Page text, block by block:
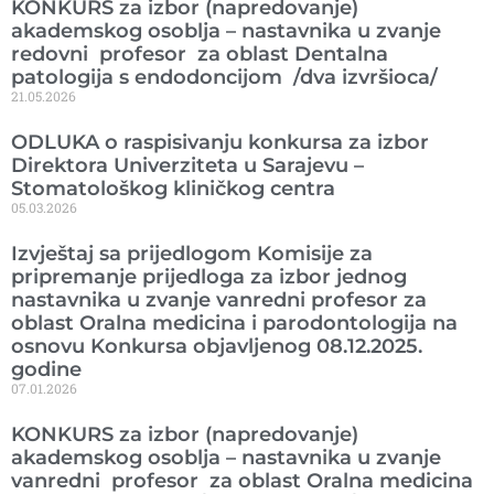
KONKURS za izbor (napredovanje)
akademskog osoblja – nastavnika u zvanje
redovni profesor za oblast Dentalna
patologija s endodoncijom /dva izvršioca/
21.05.2026
ODLUKA o raspisivanju konkursa za izbor
Direktora Univerziteta u Sarajevu –
Stomatološkog kliničkog centra
05.03.2026
Izvještaj sa prijedlogom Komisije za
pripremanje prijedloga za izbor jednog
nastavnika u zvanje vanredni profesor za
oblast Oralna medicina i parodontologija na
osnovu Konkursa objavljenog 08.12.2025.
godine
07.01.2026
KONKURS za izbor (napredovanje)
akademskog osoblja – nastavnika u zvanje
vanredni profesor za oblast Oralna medicina